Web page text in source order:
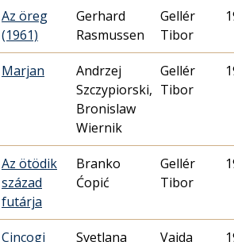
Az öreg
(1961)
Gerhard
Rasmussen
Gellér
Tibor
Marjan
Andrzej
Szczypiorski,
Bronislaw
Wiernik
Gellér
Tibor
Az ötödik
század
futárja
Branko
Ćopić
Gellér
Tibor
Cincogi
Svetlana
Vajda